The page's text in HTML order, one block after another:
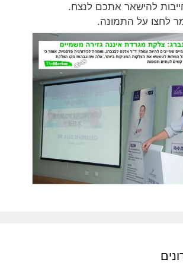
להישאר אתכם לנצח.
לחצו על התמונה.